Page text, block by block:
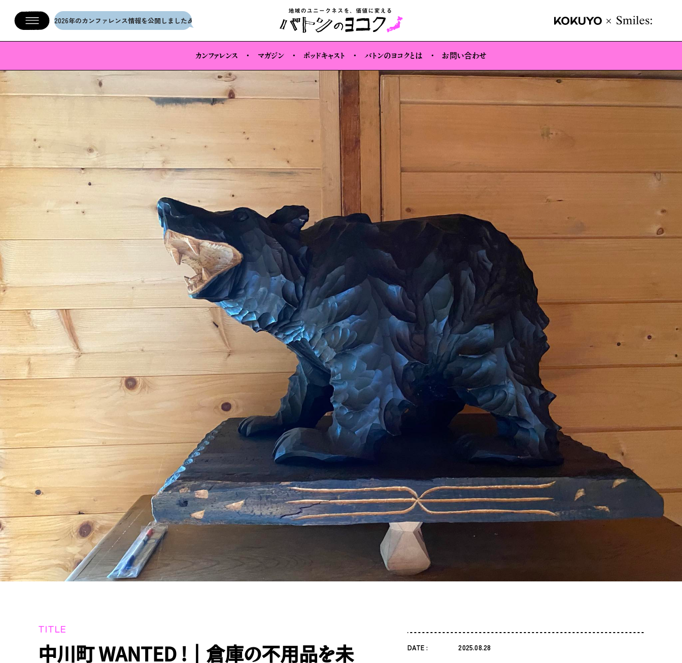
メインコンテンツへスキップ
2026年のカンファレンス情報を公開しました🎉 2026年のカンファレンス情報を公開しました🎉 2026年のカンファレンス情報を公開しました🎉
カンファレンス マガジン ポッドキャスト バトンのヨコクとは お問い合わせ
TITLE
中川町 WANTED !｜倉庫の不用品を未
DATE : 2025.08.28